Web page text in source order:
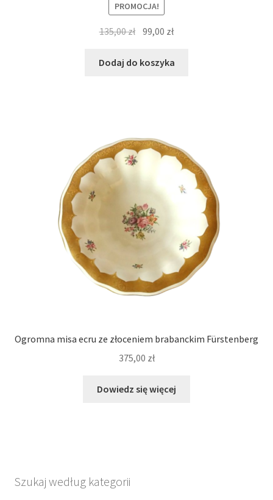
PROMOCJA!
135,00zł Pierwotna
wynosiła:
99,00 złAktualna
wynosi:
Dodaj do koszyka
Ogromna misa ecru ze złoceniem brabanckim Fürstenberg
375,00 zł
Dowiedz się więcej
Szukaj według kategorii